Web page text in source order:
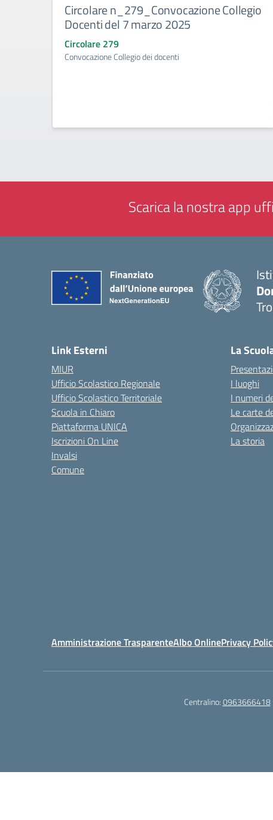
Circolare n_279_Convocazione Collegio
Docenti del 7 marzo 2025
Circolare 279
Convocazione Collegio dei docenti
Scarica la nostra app
Link Esterni
MIUR
Ufficio Scolastico Regionale
Ufficio Scolastico Territoriale
Scuola in Chiaro
Piattaforma UNICA
Iscrizioni On Line
Invalsi
Comune
La
I luoghi
I numeri
Le carte
La storia
Amministrazione TrasparenteAlbo OnlinePrivacy
Centralino:0963666418